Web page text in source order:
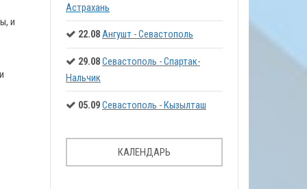
и
Астрахань
22.08Ангушт - Севастополь
29.08Севастополь - Спартак-
Нальчик
05.09Севастополь - Кызылташ
КАЛЕНДАРЬ